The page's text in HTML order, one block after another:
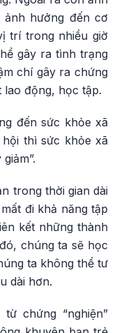
ảnh hưởng đến cơ
trí trong nhiều giờ
gây ra tình trạng
chí gây ra chứng
lao động, học tập.
đến sức khỏe xã
hội thì sức khỏe xã
trong thời gian dài
đi khả năng tập
kết những thành
chúng ta sẽ học
ta không thể tư
dài hơn.
chứng “nghiện”